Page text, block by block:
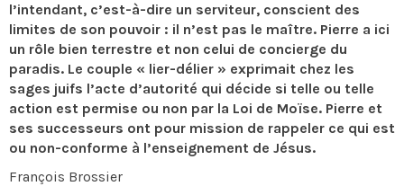
l’intendant, c’est-à-dire un serviteur, conscient des
limites de son pouvoir : il n’est pas le maître. Pierre a ici
un rôle bien terrestre et non celui de concierge du
paradis. Le couple « lier-délier » exprimait chez les
sages juifs l’acte d’autorité qui décide si telle ou telle
action est permise ou non par la Loi de Moïse. Pierre et
ses successeurs ont pour mission de rappeler ce qui est
ou non-conforme à l’enseignement de Jésus.
François Brossier